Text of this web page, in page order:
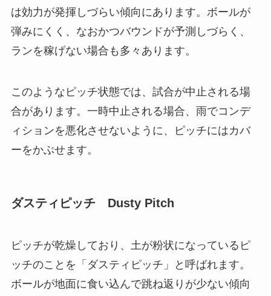
は効力が発揮しづらい傾向にあります。ボールが
弾みにくく、なおかつバウンドが予測しづらく、
ランを稼げない場合も多々あります。
このようなピッチ状態では、試合が中止される場
合があります。一時中止される場合、雨でコンデ
ィションを悪化させないように、ピッチにはカバ
ーをかぶせます。
ダスティピッチ Dusty Pitch
ピッチが乾燥しており、土が粉状になっているピ
ッチのことを「ダスティピッチ」と呼ばれます。
ボールが地面に食い込んで跳ね返りが少ない傾向